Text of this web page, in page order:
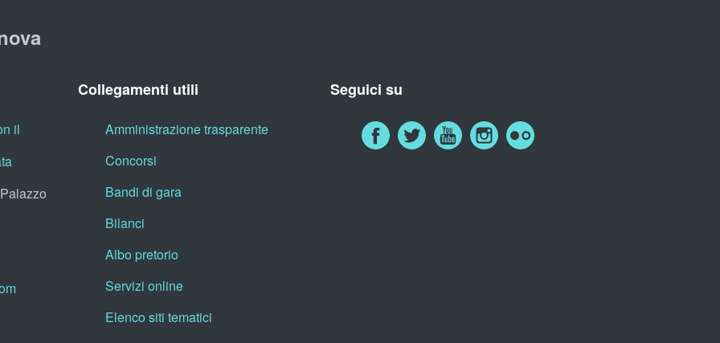
il
Collegamenti utili
Amministrazione trasparente
Concorsi
Bandi di gara
Bilanci
Albo pretorio
Servizi online
Elenco siti tematici
Seguici su